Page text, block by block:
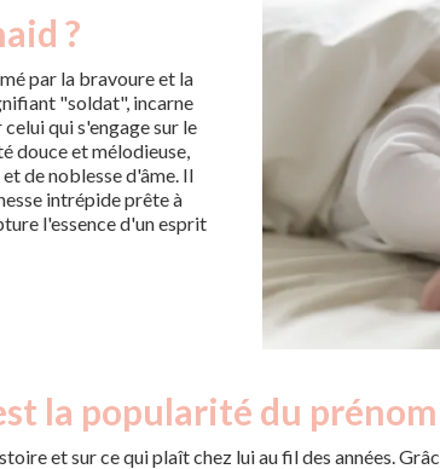
?
par la bravoure et la
"soldat", incarne
qui s'engage sur le
douce et mélodieuse,
de noblesse d'âme. Il
intrépide prête à
l'essence d'un esprit
la popularité du
et sur ce qui plaît chez lui au fil des années.